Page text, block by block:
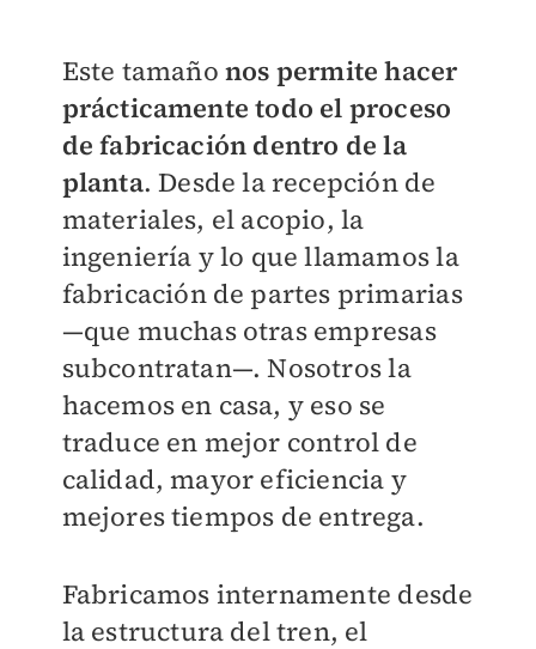
Este tamaño nos permite hacer
prácticamente todo el proceso
de fabricación dentro de la
planta. Desde la recepción de
materiales, el acopio, la
ingeniería y lo que llamamos la
fabricación de partes primarias
—que muchas otras empresas
subcontratan—. Nosotros la
hacemos en casa, y eso se
traduce en mejor control de
calidad, mayor eficiencia y
mejores tiempos de entrega.
Fabricamos internamente desde
la estructura del tren, el